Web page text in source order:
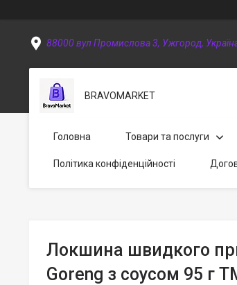
88000 вул Промислова 3, Ужгород,
BRAVOMARKET
Головна Товари та послуги
Політика конфіденційності
Локшина швидкого
Goreng з соусом 95 г